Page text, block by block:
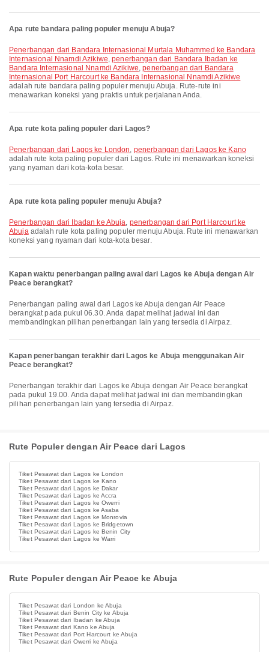
Apa rute bandara paling populer menuju Abuja?
penerbangan dari Bandara Internasional Murtala Muhammed ke Bandara
Internasional Nnamdi Azikiwe,penerbangan dari Bandara Ibadan ke
Bandara Internasional Nnamdi Azikiwe,penerbangan dari Bandara
Internasional Port Harcourt ke Bandara Internasional Nnamdi Azikiwe
adalah rute bandara paling populer menuju Abuja. Rute-rute ini
menawarkan koneksi yang praktis untuk perjalanan Anda.
Apa rute kota paling populer dari Lagos?
penerbangan dari Lagos ke London, penerbangan dari Lagos ke Kano
adalah rute kota paling populer dari Lagos. Rute ini menawarkan koneksi
yang nyaman dari kota-kota besar.
Apa rute kota paling populer menuju Abuja?
penerbangan dari Ibadan ke Abuja, penerbangan dari Port Harcourt ke
Abujaadalah rute kota paling populer menuju Abuja. Rute ini menawarkan
koneksi yang nyaman dari kota-kota besar.
Kapan waktu penerbangan paling awal dari Lagos ke Abuja dengan Air
Peace berangkat?
Penerbangan paling awal dari Lagos ke Abuja dengan Air Peace
berangkat pada pukul 06.30. Anda dapat melihat jadwal ini dan
membandingkan pilihan penerbangan lain yang tersedia di Airpaz.
Kapan penerbangan terakhir dari Lagos ke Abuja menggunakan Air
Peace berangkat?
Penerbangan terakhir dari Lagos ke Abuja dengan Air Peace berangkat
pada pukul 19.00. Anda dapat melihat jadwal ini dan membandingkan
pilihan penerbangan lain yang tersedia di Airpaz.
Rute Populer dengan Air Peace dari Lagos
Tiket Pesawat dari Lagos ke London
Tiket Pesawat dari Lagos ke Kano
Tiket Pesawat dari Lagos ke Dakar
Tiket Pesawat dari Lagos ke Accra
Tiket Pesawat dari Lagos ke Owerri
Tiket Pesawat dari Lagos ke Asaba
Tiket Pesawat dari Lagos ke Monrovia
Tiket Pesawat dari Lagos ke Bridgetown
Tiket Pesawat dari Lagos ke Benin City
Tiket Pesawat dari Lagos ke Warri
Rute Populer dengan Air Peace ke Abuja
Tiket Pesawat dari London ke Abuja
Tiket Pesawat dari Benin City ke Abuja
Tiket Pesawat dari Ibadan ke Abuja
Tiket Pesawat dari Kano ke Abuja
Tiket Pesawat dari Port Harcourt ke Abuja
Tiket Pesawat dari Owerri ke Abuja